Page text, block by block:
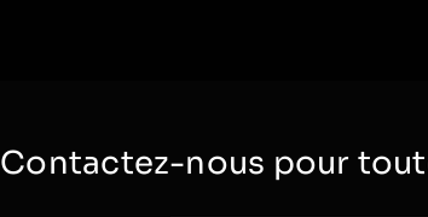
Contactez-nous pour